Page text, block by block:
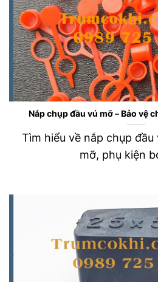
Nắp chụp đầu vú mỡ – Bảo vệ
Tìm hiểu về nắp chụp đầu
mỡ, phụ kiện